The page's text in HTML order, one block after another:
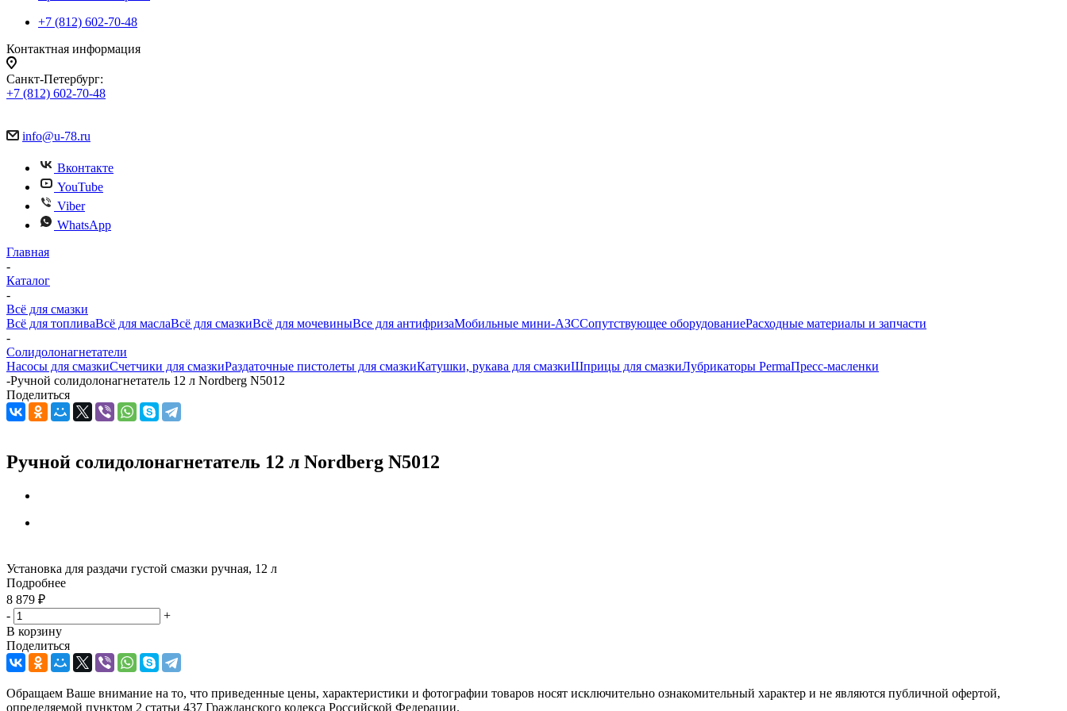
+7 (812) 602-70-48
Контактная информация
Санкт-Петербург:
+7 (812) 602-70-48
info@u-78.ru
Вконтакте
YouTube
Viber
WhatsApp
Главная
-
Каталог
-
Всё для смазки
Всё для топливаВсё для маслаВсё для смазкиВсё для мочевиныВсе для антифризаМобильные мини-АЗССопутствующее оборудованиеРасходные материалы и запчасти
-
Солидолонагнетатели
Насосы для смазкиСчетчики для смазкиРаздаточные пистолеты для смазкиКатушки, рукава для смазкиШприцы для смазкиЛубрикаторы PermaПресс-масленки
-Ручной солидолонагнетатель 12 л Nordberg N5012
Поделиться
Ручной солидолонагнетатель 12 л Nordberg N5012
Установка для раздачи густой смазки ручная, 12 л
Подробнее
8 879 ₽
-
+
В корзину
Поделиться
Обращаем Ваше внимание на то, что приведенные цены, характеристики и фотографии товаров носят исключительно ознакомительный характер и не являются публичной офертой,
определяемой пунктом 2 статьи 437 Гражданского кодекса Российской Федерации.